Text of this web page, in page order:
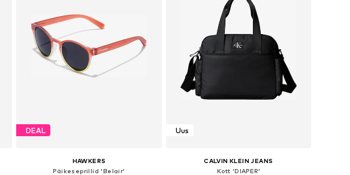
DEAL
HAWKERS
Päikeseprillid 'Belair'
Uus
CALVIN KLEIN JEANS
Kott 'DIAPER'